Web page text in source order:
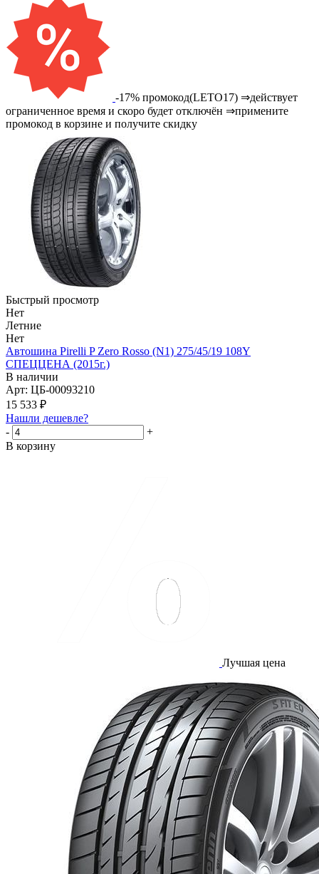
-17% промокод(LETO17) ⇒действует
ограниченное время и скоро будет отключён ⇒примените
промокод в корзине и получите скидку
Быстрый просмотр
Нет
Летние
Нет
Автошина Pirelli P Zero Rosso (N1) 275/45/19 108Y
СПЕЦЦЕНА (2015г.)
В наличии
Арт: ЦБ-00093210
15 533 ₽
Нашли дешевле?
-
+
В корзину
Лучшая цена